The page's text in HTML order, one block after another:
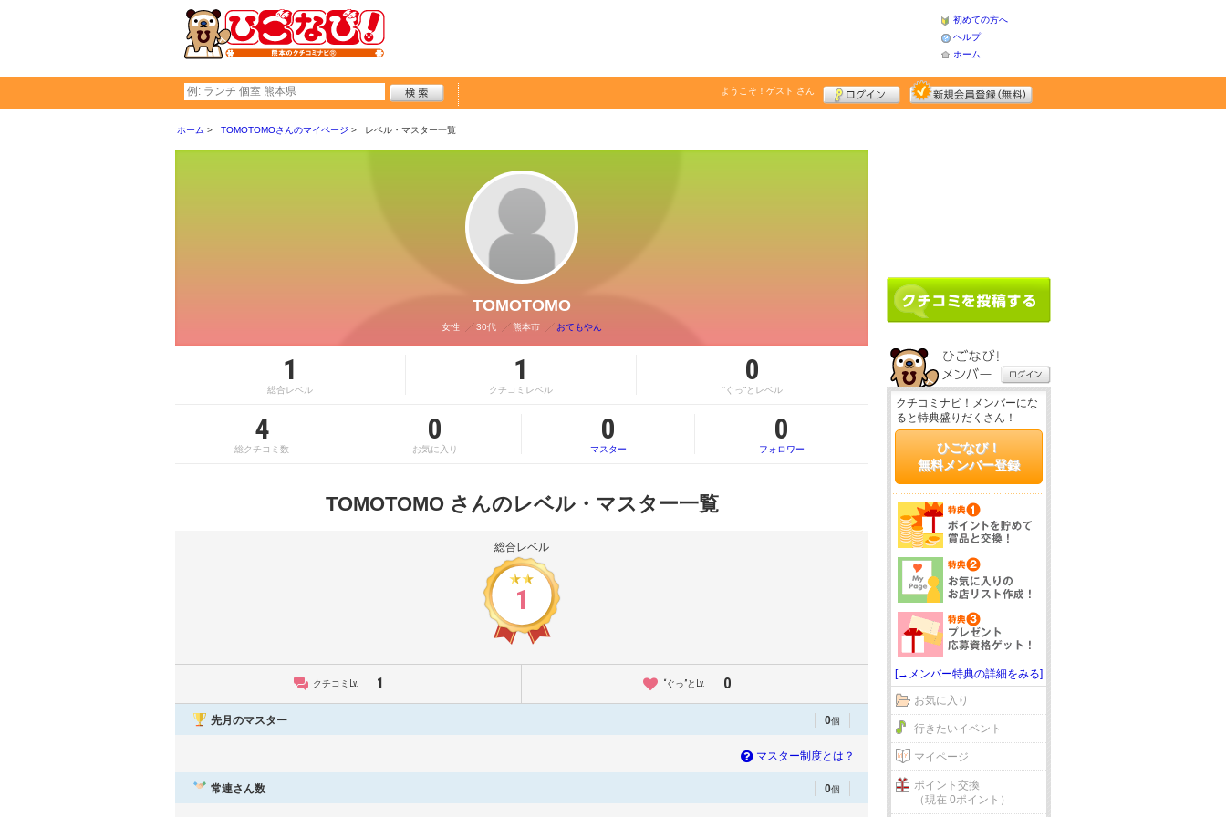
初めての方へ
ヘルプ
ホーム
ようこそ！ ゲスト さん
ホーム TOMOTOMOさんのマイページ レベル・マスター一覧
TOMOTOMO
女性 30代 熊本市 おてもやん
1
総合レベル
1
クチコミレベル
0
“ぐっ”とレベル
4
総クチコミ数
0
お気に入り
0
マスター
0
フォロワー
TOMOTOMO さんのレベル・マスター一覧
総合レベル
1
クチコミLv. 1 “ぐっ”とLv. 0
先月のマスター 0個
マスター制度とは？
常連さん数 0個
クチコミナビ！メンバーにな
ると特典盛りだくさん！
ひごなび！
無料メンバー登録
[→メンバー特典の詳細をみる]
お気に入り
行きたいイベント
マイページ
ポイント交換
（現在 0ポイント）